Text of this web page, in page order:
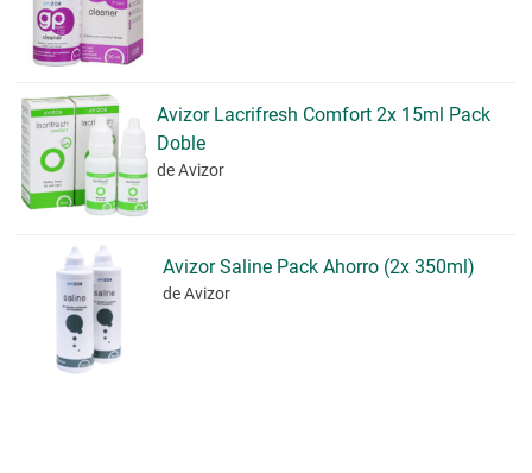
Avizor Lacrifresh Comfort 2x 15ml Pack
Doble
de Avizor
Avizor Saline Pack Ahorro (2x 350ml)
de Avizor